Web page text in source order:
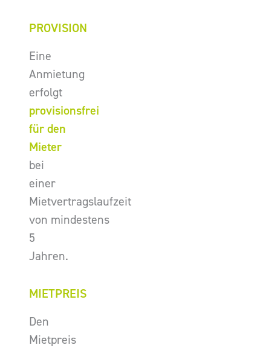
PROVISION
Eine
Anmietung
erfolgt
provisionsfrei
für den
Mieter
bei
einer
Mietvertragslaufzeit
von mindestens
5
Jahren.
MIETPREIS
Den
Mietpreis